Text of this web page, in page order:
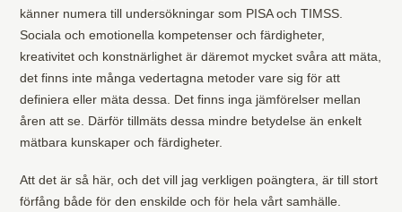
känner numera till undersökningar som PISA och TIMSS.
Sociala och emotionella kompetenser och färdigheter,
kreativitet och konstnärlighet är däremot mycket svåra att mäta,
det finns inte många vedertagna metoder vare sig för att
definiera eller mäta dessa. Det finns inga jämförelser mellan
åren att se. Därför tillmäts dessa mindre betydelse än enkelt
mätbara kunskaper och färdigheter.
Att det är så här, och det vill jag verkligen poängtera, är till stort
förfång både för den enskilde och för hela vårt samhälle.